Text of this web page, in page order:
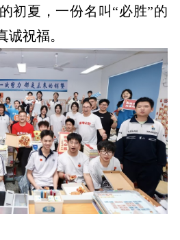
初夏，一份名叫“必胜”的
诚祝福。